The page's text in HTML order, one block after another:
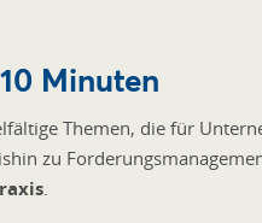
Minuten
Themen, die für
zu